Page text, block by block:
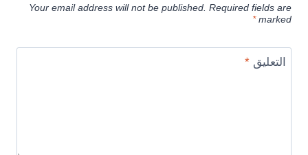
Your email address will not be published. Required fields are
marked
*
التعليق*